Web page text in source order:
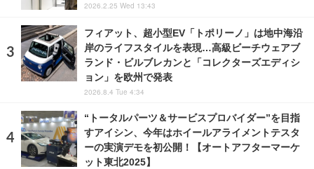
2026.2.25 Wed 13:43
フィアット、超小型EV「トポリーノ」は地中海沿
岸のライフスタイルを表現…高級ビーチウェアブ
ランド・ビルブレカンと「コレクターズエディシ
ョン」を欧州で発表
2026.8.4 Tue 4:34
“トータルパーツ＆サービスプロバイダー”を目指
すアイシン、今年はホイールアライメントテスタ
ーの実演デモを初公開！【オートアフターマーケ
ット東北2025】